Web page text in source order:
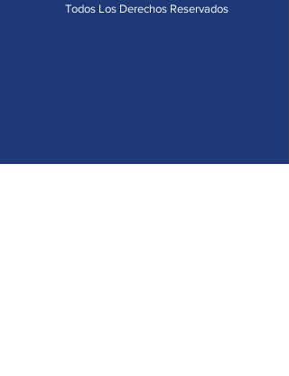
Todos Los Derechos Reservados